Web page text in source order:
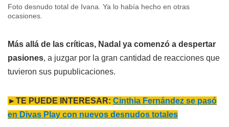
Foto desnudo total de Ivana. Ya lo había hecho en otras
ocasiones.
Más allá de las críticas, Nadal ya comenzó a despertar
pasiones, a juzgar por la gran cantidad de reacciones que
tuvieron sus pupublicaciones.
►TE PUEDE INTERESAR: Cinthia Fernández se pasó
en Divas Play con nuevos desnudos totales